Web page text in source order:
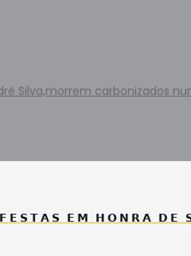
Silva,morrem carbonizados
𝗘𝗠 𝗛𝗢𝗡𝗥𝗔 𝗗𝗘